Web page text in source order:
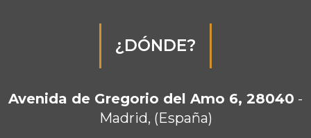
¿DÓNDE?
Avenida de Gregorio del Amo 6, 28040 -
Madrid, (España)